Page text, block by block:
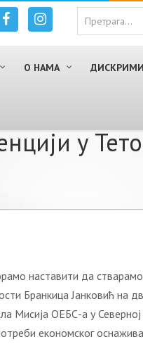
О НАМА
у
наставити да стварамо
Бранкица Јанковић на
Мисија ОЕБС-а у
економског